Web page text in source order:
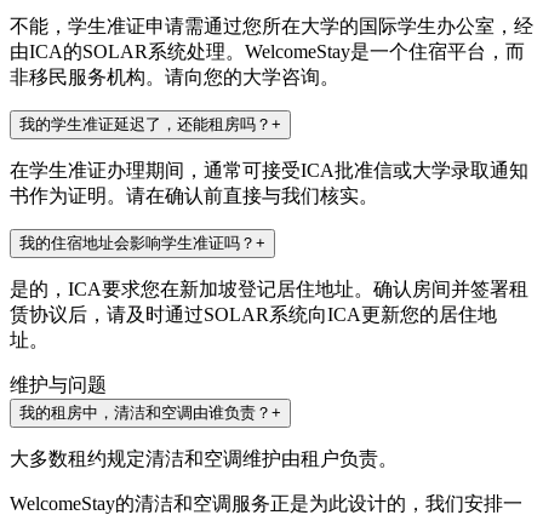
不能，学生准证申请需通过您所在大学的国际学生办公室，经
由ICA的SOLAR系统处理。WelcomeStay是一个住宿平台，而
非移民服务机构。请向您的大学咨询。
我的学生准证延迟了，还能租房吗？ +
在学生准证办理期间，通常可接受ICA批准信或大学录取通知
书作为证明。请在确认前直接与我们核实。
我的住宿地址会影响学生准证吗？ +
是的，ICA要求您在新加坡登记居住地址。确认房间并签署租
赁协议后，请及时通过SOLAR系统向ICA更新您的居住地
址。
维护与问题
我的租房中，清洁和空调由谁负责？ +
大多数租约规定清洁和空调维护由租户负责。
WelcomeStay的清洁和空调服务正是为此设计的，我们安排一